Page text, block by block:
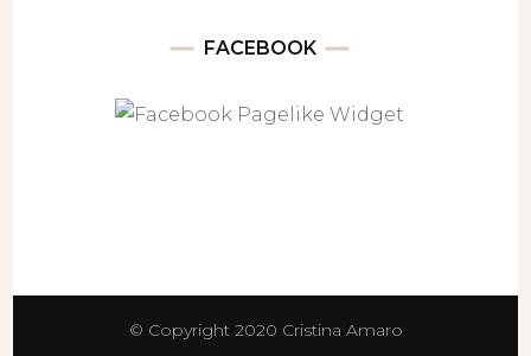
FACEBOOK
© Copyright 2020 Cristina Amaro